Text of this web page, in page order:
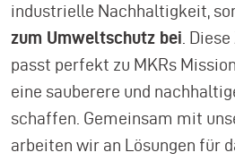
industrielle Nachhaltigkeit,
zum Umweltschutz bei .
passt perfekt zu MKRs
eine sauberere und
schaffen. Gemeinsam mit
arbeiten wir an Lösungen für